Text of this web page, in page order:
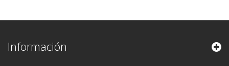
Información